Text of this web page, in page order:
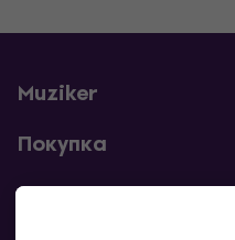
Muziker
Покупка
Полезни линкове